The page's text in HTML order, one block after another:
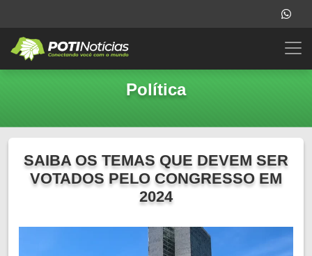
Política
SAIBA OS TEMAS QUE DEVEM SER
VOTADOS PELO CONGRESSO EM
2024